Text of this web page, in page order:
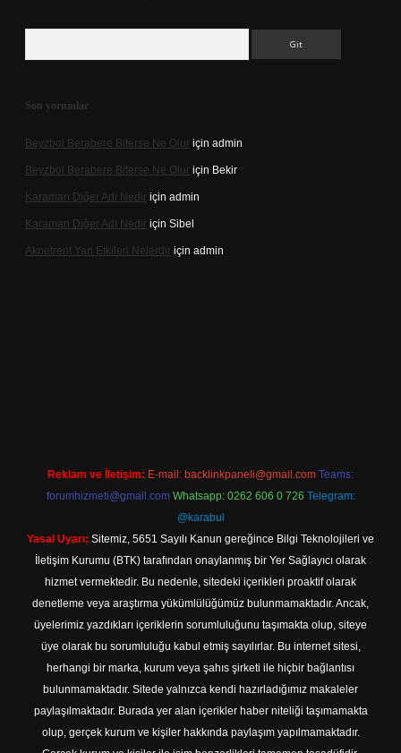
Son yorumlar
Beyzbol Berabere Biterse Ne Olur için admin
Beyzbol Berabere Biterse Ne Olur için Bekir
Karaman Diğer Adı Nedir için admin
Karaman Diğer Adı Nedir için Sibel
Aknetrent Yan Etkileri Nelerdir için admin
Reklam ve İletişim: E-mail: backlinkpaneli@gmail.com Teams:
forumhizmeti@gmail.com Whatsapp: 0262 606 0 726 Telegram:
@karabul
Yasal Uyarı: Sitemiz, 5651 Sayılı Kanun gereğince Bilgi Teknolojileri ve
İletişim Kurumu (BTK) tarafından onaylanmış bir Yer Sağlayıcı olarak
hizmet vermektedir. Bu nedenle, sitedeki içerikleri proaktif olarak
denetleme veya araştırma yükümlülüğümüz bulunmamaktadır. Ancak,
üyelerimiz yazdıkları içeriklerin sorumluluğunu taşımakta olup, siteye
üye olarak bu sorumluluğu kabul etmiş sayılırlar. Bu internet sitesi,
herhangi bir marka, kurum veya şahıs şirketi ile hiçbir bağlantısı
bulunmamaktadır. Sitede yalnızca kendi hazırladığımız makaleler
paylaşılmaktadır. Burada yer alan içerikler haber niteliği taşımamakta
olup, gerçek kurum ve kişiler hakkında paylaşım yapılmamaktadır.